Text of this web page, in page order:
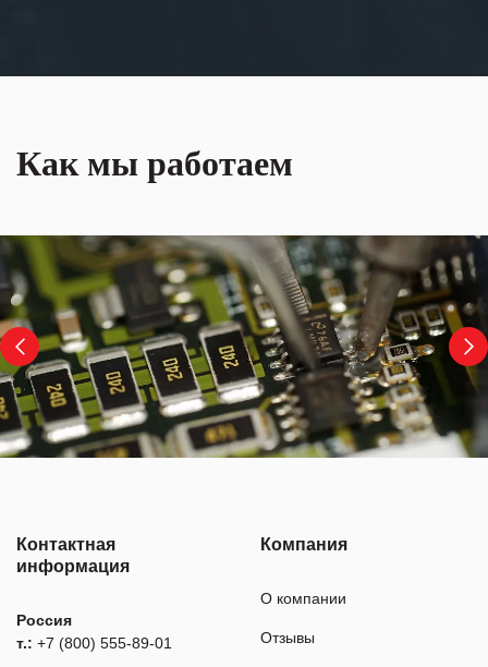
Как мы работаем
Контактная
информация
Россия
т.: +7 (800) 555-89-01
Компания
О компании
Отзывы